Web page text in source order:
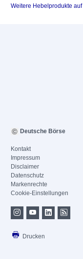
Weitere Hebelprodukte
Deutsche Börse
Kontakt
Impressum
Disclaimer
Datenschutz
Markenrechte
Cookie-Einstellungen
Drucken